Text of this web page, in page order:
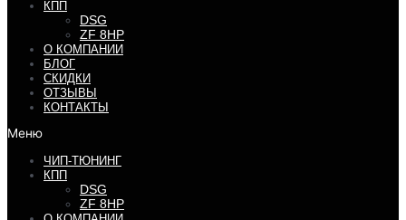
КПП
DSG
ZF 8HP
О КОМПАНИИ
БЛОГ
СКИДКИ
ОТЗЫВЫ
КОНТАКТЫ
Меню
ЧИП-ТЮНИНГ
КПП
DSG
ZF 8HP